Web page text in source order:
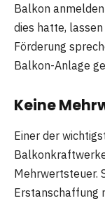
Balkon
dies hatte,
Förderung
Balkon-Anlage
Keine
Einer der
Mehrwertsteuer.
Erstanschaffung